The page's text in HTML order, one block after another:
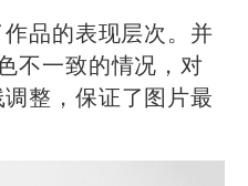
品的表现层次。并
不一致的情况，对
整，保证了图片最